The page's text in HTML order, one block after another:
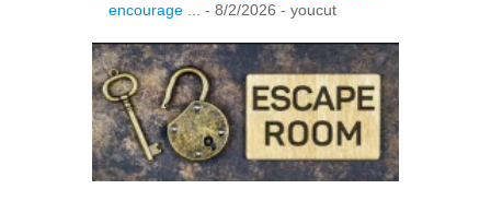
encourage ...
- 8/2/2026 - youcut